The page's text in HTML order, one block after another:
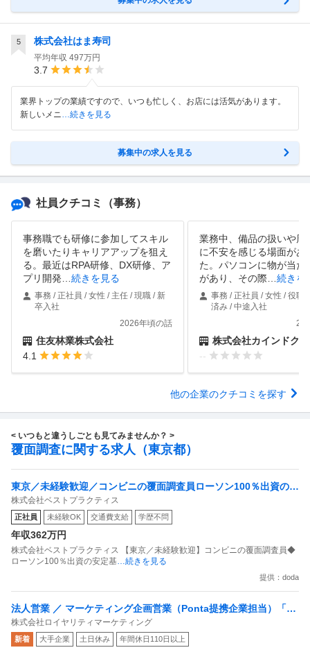
5 株式会社はま寿司
平均年収 497万円
3.7
業界トップの業績ですので、いつも忙しく、お店には活気があります。
新しいメニ
…続きを見る
募集中の求人を見る
社員クチコミ （事務）
事務職でも研修に参加してスキル
を磨いたりキャリアアップを狙え
る。最近はRPA研修、DX研修、ア
プリ開発
続きを見る
事務 / 正社員 / 女性 / 主任 / 現職 / 新
卒入社
2026年頃の話
住友林業株式会社
4.1
業務中、備品の扱いや周
に不安を感じる場面があ
た。パソコンに物が当た
があり、その際
続きを
事務 / 正社員 / 女性 / 役職
済み / 中途入社
株式会社カインドク
--
他の企業のクチコミを探す
< いつもと違うしごとも見てみませんか？ >
覆面調査に関する求人（東京都）
東京／未経験歓迎／コンビニの覆面調査員ローソン100％出資の安
定基盤／月５日在宅／残業月10時間
株式会社ベストプラクティス
正社員 未経験OK 交通費支給 学歴不問
年収362万円
株式会社ベストプラクティス 【東京／未経験歓迎】コンビニの覆面調査員◆
ローソン100％出資の安定基 …続きを見る
提供：doda
法人営業 ／ マーケティング企画営業（Ponta提携企業担当）「国
内最大級の共通ポイントサービスを展開／無駄のない消費社会を
目指すデータマーケティングカンパニー」
株式会社ロイヤリティマーケティング
新着 大手企業 土日休み 年間休日110日以上